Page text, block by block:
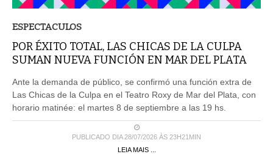
ESPECTACULOS
POR ÉXITO TOTAL, LAS CHICAS DE LA CULPA
SUMAN NUEVA FUNCIÓN EN MAR DEL PLATA
Ante la demanda de público, se confirmó una función extra de
Las Chicas de la Culpa en el Teatro Roxy de Mar del Plata, con
horario matinée: el martes 8 de septiembre a las 19 hs.
PUBLICADO DIA 28/07/2026 ÀS 23H21MIN
LEIA MAIS ...